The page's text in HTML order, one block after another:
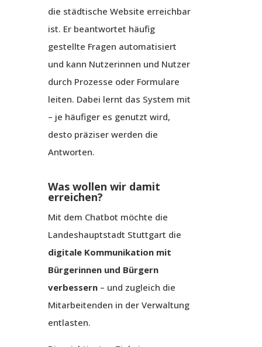
die städtische Website erreichbar
ist. Er beantwortet häufig
gestellte Fragen automatisiert
und kann Nutzerinnen und Nutzer
durch Prozesse oder Formulare
leiten. Dabei lernt das System mit
– je häufiger es genutzt wird,
desto präziser werden die
Antworten.
Was wollen wir damit
erreichen?
Mit dem Chatbot möchte die
Landeshauptstadt Stuttgart die
digitale Kommunikation mit
Bürgerinnen und Bürgern
verbessern– und zugleich die
Mitarbeitenden in der Verwaltung
entlasten.